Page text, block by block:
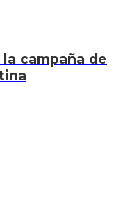
campaña de